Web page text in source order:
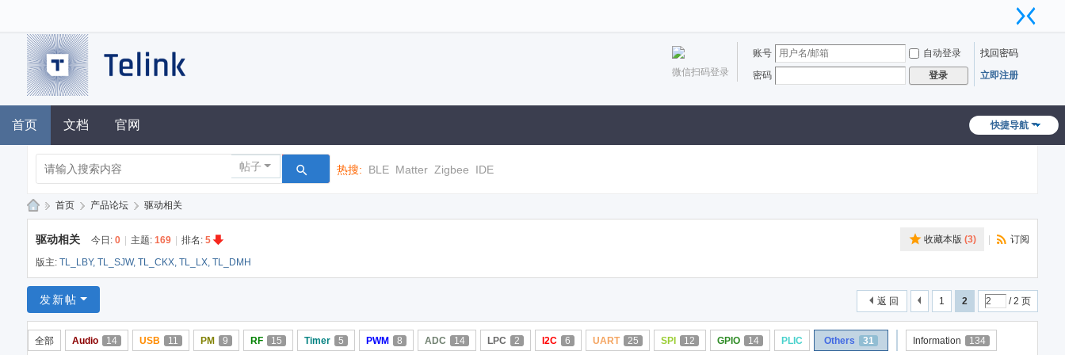
账号 自动登录
找回密码
密码
登录 立即注册
微信扫码登录
快捷导航
首页 文档 官网
帖子 热搜: BLE Matter Zigbee IDE
论
坛
» 首页 › 产品论坛 › 驱动相关
收藏本版(3) 订阅
驱动相关 今日: 0 主题: 169 排名: 5
版主: TL_LBY, TL_SJW, TL_CKX, TL_LX, TL_DMH
1 2 / 2 页
返 回
发新帖
全部 Audio 14 USB 11 PM 9 RF 15 Timer 5 PWM 8 ADC 14 LPC 2 I2C 6 UART 25 SPI 12 GPIO 14 PLIC Others 31 Information 134